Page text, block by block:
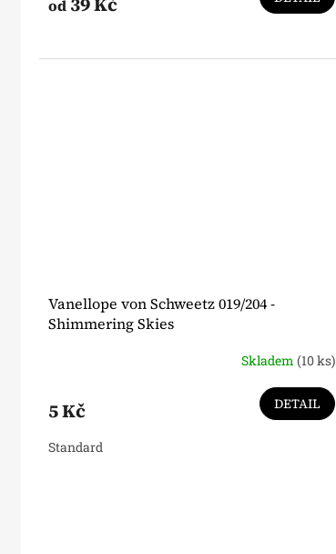
od
Vanellope von Schweetz 019/204 -
Shimmering Skies
Skladem(10 ks)
5 Kč DETAIL
Standard